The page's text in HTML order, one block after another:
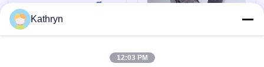
NCR-ATM-Teile
Kathryn
12:03 PM